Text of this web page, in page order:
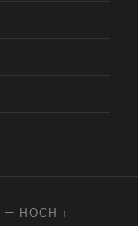
— HOCH ↑